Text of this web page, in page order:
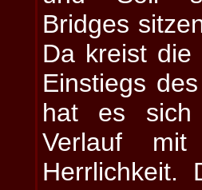
Bridges
Da kreist
Einstiegs
hat es sich
Verlauf mit
Herrlichkeit.